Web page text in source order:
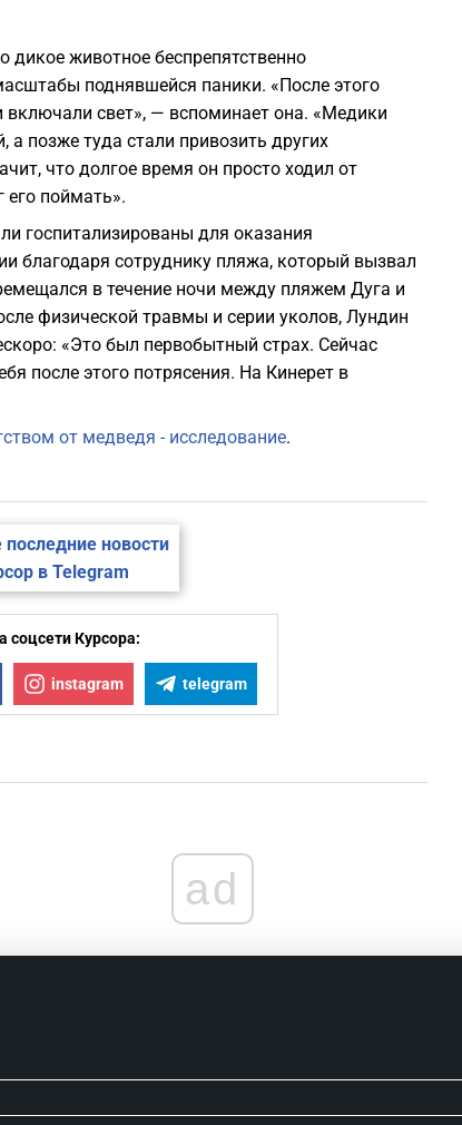
дикое животное беспрепятственно
поднявшейся паники. «После этого
свет», — вспоминает она. «Медики
позже туда стали привозить других
что долгое время он просто ходил от
его поймать».
госпитализированы для оказания
благодаря сотруднику пляжа, который вызвал
в течение ночи между пляжем Дуга и
физической травмы и серии уколов, Лундин
«Это был первобытный страх. Сейчас
после этого потрясения. На Кинерет в
от медведя - исследование.
последние новости
в Telegram
соцсети Курсора:
instagram telegram
ad